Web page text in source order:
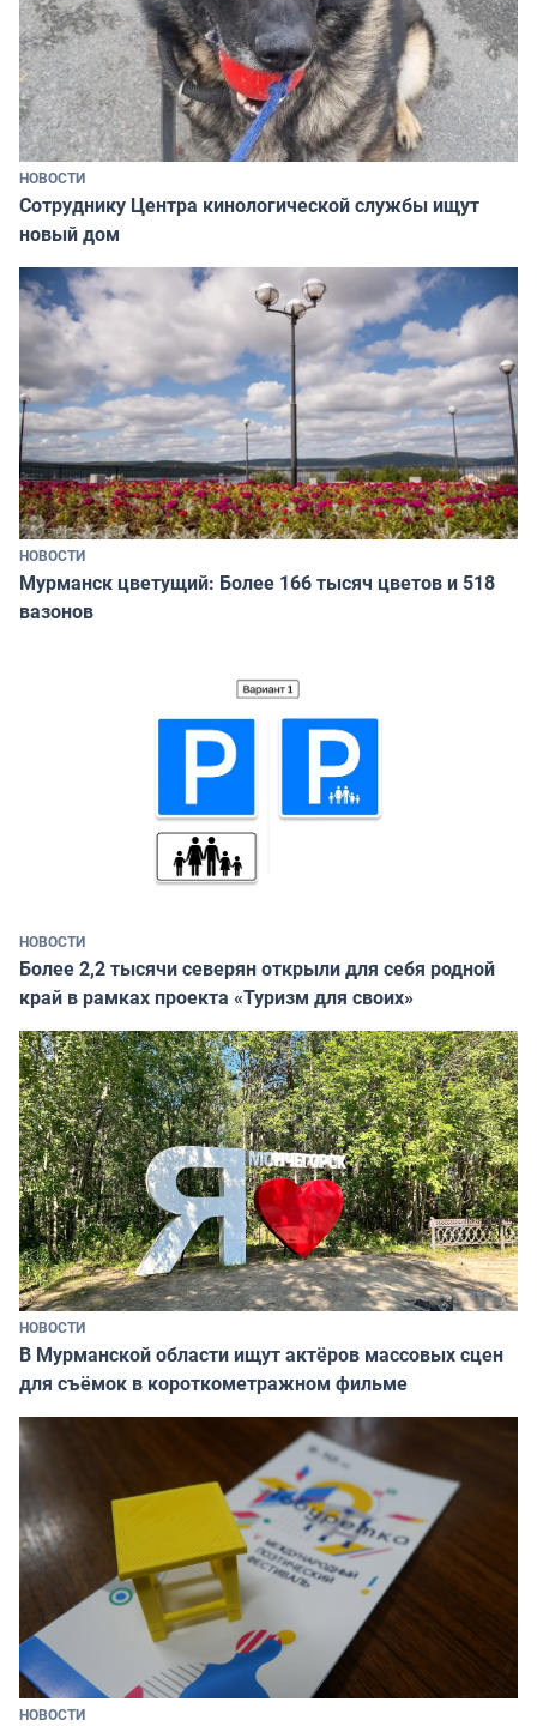
НОВОСТИ
Сотруднику Центра кинологической службы ищут
новый дом
НОВОСТИ
Мурманск цветущий: Более 166 тысяч цветов и 518
вазонов
НОВОСТИ
Более 2,2 тысячи северян открыли для себя родной
край в рамках проекта «Туризм для своих»
НОВОСТИ
В Мурманской области ищут актёров массовых сцен
для съёмок в короткометражном фильме
НОВОСТИ